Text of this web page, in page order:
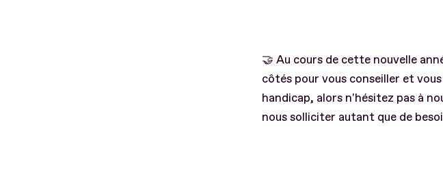
🤝 Au cours de cette nouvelle
côtés pour vous conseiller et
handicap, alors n'hésitez pas à
nous solliciter autant que de